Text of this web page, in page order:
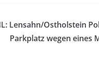
Lensahn/Ostholstein
Parkplatz wegen eines